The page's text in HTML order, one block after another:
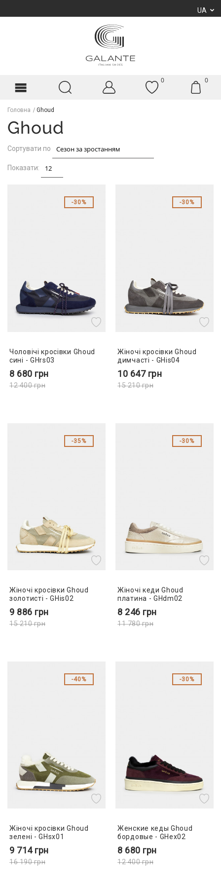
UA
0 0
Головна Ghoud
Ghoud
Сортувати по
Показати:
30%
Чоловічі кросівки Ghoud
сині - GHrs03
8 680 грн
12 400грн
30%
Жіночі кросівки Ghoud
димчасті - GHis04
10 647 грн
15 210грн
35%
Жіночі кросівки Ghoud
золотисті - GHis02
9 886 грн
15 210грн
30%
Жіночі кеди Ghoud
платина - GHdm02
8 246 грн
11 780грн
40%
Жіночі кросівки Ghoud
зелені - GHsx01
9 714грн
16 190грн
30%
Женские кеды Ghoud
бордовые - GHex02
8 680 грн
12 400грн